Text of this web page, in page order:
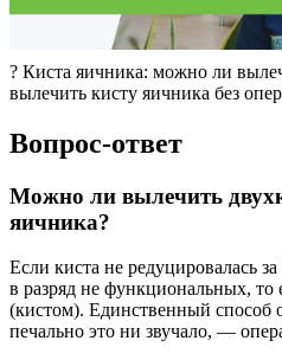
? Киста яичника: можно ли
вылечить кисту яичника без
Вопрос-ответ
Можно ли вылечить
яичника?
Если киста не редуцировалась
в разряд не функциональных, то
(кистом). Единственный способ
печально это ни звучало, —